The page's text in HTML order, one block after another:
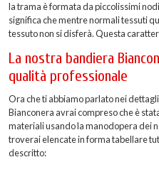
la trama è formata da piccolissimi
significa che mentre normali tessuti
tessuto non si disferà. Questa
La nostra bandiera
qualità professionale
Ora che ti abbiamo parlato nei
Bianconera avrai compreso che è
materiali usando la manodopera dei
troverai elencate in forma tabellare
descritto: